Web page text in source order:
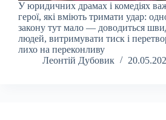
У юридичних драмах і комедіях
герої, які вміють тримати удар:
закону тут мало — доводиться
людей, витримувати тиск і
лихо на переконливу
Леонтій Дубовик